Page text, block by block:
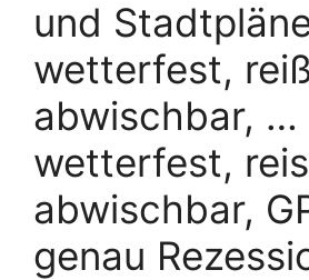
und
wetterfest,
abwischbar, …
wetterfest,
abwischbar,
genau